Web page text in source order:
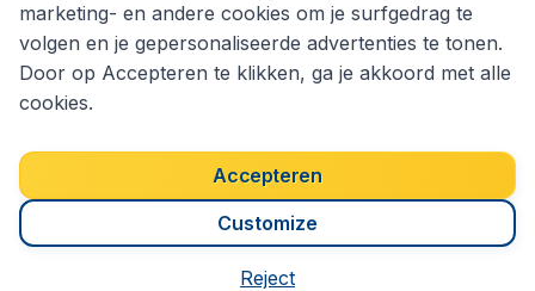
Adembenemende
Roze meren wereldwijd
onder voorbehoud van beschikbaarheid.
marketing- en andere cookies om je surfgedrag te
volgen en je gepersonaliseerde advertenties te tonen.
Door op Accepteren te klikken, ga je akkoord met alle
cookies.
Accepteren
Customize
Reject